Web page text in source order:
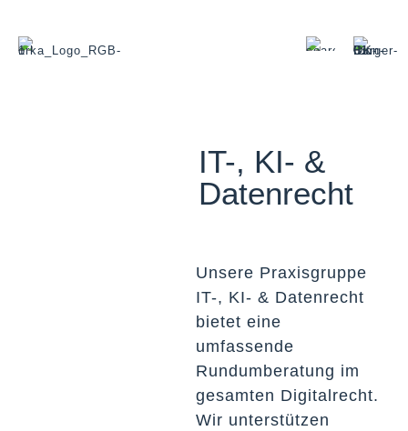
IT-, KI- &
Datenrecht
Unsere Praxisgruppe
IT-, KI- & Datenrecht
bietet eine
umfassende
Rundumberatung im
gesamten Digitalrecht.
Wir unterstützen